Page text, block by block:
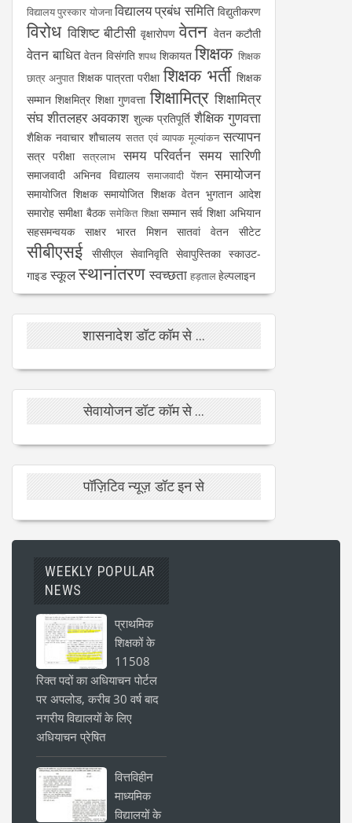
विद्यालय पुरस्कार योजनाविद्यालय प्रबंध समिति विद्युतीकरण
विरोध विशिष्ट बीटीसी वृक्षारोपण वेतन वेतन कटौती
वेतन बाधित वेतन विसंगति शपथ शिकायत शिक्षक शिक्षक
छात्र अनुपात शिक्षक पात्रता परीक्षा शिक्षक भर्ती शिक्षक
सम्मान शिक्षमित्र शिक्षा गुणवत्ता शिक्षामित्र शिक्षामित्र
संघ शीतलहर अवकाश शुल्क प्रतिपूर्ति शैक्षिक गुणवत्ता
शैक्षिक नवाचार शौचालय सतत एवं व्यापक मूल्यांकन सत्यापन
सत्र परीक्षा सत्रलाभ समय परिवर्तन समय सारिणी
समाजवादी अभिनव विद्यालय समाजवादी पेंशन समायोजन
समायोजित शिक्षक समायोजित शिक्षक वेतन भुगतान आदेश
समारोह समीक्षा बैठक समेकित शिक्षा सम्मान सर्व शिक्षा अभियान
सहसमन्वयक
साक्षर भारत मिशन सातवां वेतन सीटेट
सीबीएसई सीसीएल सेवानिवृति सेवापुस्तिका स्काउट-
गाइड स्कूलस्थानांतरण स्वच्छता हड़तालहेल्पलाइन
शासनादेश डॉट कॉम से ...
सेवायोजन डॉट कॉम से ...
पॉज़िटिव न्यूज़ डॉट इन से
WEEKLY POPULAR
NEWS
प्राथमिक
शिक्षकों के
11508
रिक्त पदों का अधियाचन पोर्टल
पर अपलोड, करीब 30 वर्ष बाद
नगरीय विद्यालयों के लिए
अधियाचन प्रेषित
वित्तविहीन
माध्यमिक
विद्यालयों के